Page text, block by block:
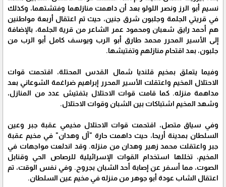
نسيم أبو الرز ونصر اللولو بعد أن داهمت منازلهما وفتشتهما، وكذلك
في قريتي الجلمة وجلبون شرق جنين، حيث تم اعتقال أربعة مواطنين
هم أحمد رايق شعبان ومحمود عمر الشاعر من قرية الجلمة، بالإضافة
إلى الأسير المحرر محمد طارق أبو الرب ويوسف كامل أبو الرب من
جلبون، بعد اقتحام منازلهم وتفتيشها.
وفيما يتعلق بمخيم قلنديا شمال القدس المحتلة، اقتحمت قوات
الاحتلال المخيم واعتقلت الأسير المحرر إبراهيم ضراغمة الشوعاني بعد
مداهمة منزله. كما قامت قوات الاحتلال بتفتيش عدد من المنازل،
وشهد المخيم اشتباكات بين الشبان وقوات الاحتلال.
وفي سياق متصل، اقتحمت قوات الاحتلال مخيمي عقبة جبر وعين
السلطان بمدينة أريحا، حيث داهمت حارة "آل وهدان" في مخيم عقبة
جبر واعتقلت محمد زهير وهدان من منزله. وقد اندلعت مواجهات في
المخيم، تخللها استخدام القوات الإسرائيلية للرصاص الحي وقنابل
الصوت، مما أسفر عن إصابة أحد الشبان بجروح. وفي نفس الوقت، تم
اعتقال الشاب عودة أبو جوهر من منزله في مخيم عين السلطان.